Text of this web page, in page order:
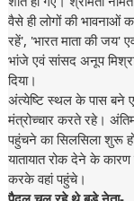
वैसे ही लोगों की भावनाओं
रहें', 'भारत माता की जय'
भांजे एवं सांसद अनूप
दिया।
अंत्येष्टि स्थल के पास बने
मंत्रोच्चार करते रहे।
पहुंचने का सिलसिला शुरू
यातायात रोक देने के कारण
करके वहां पहुंचे।